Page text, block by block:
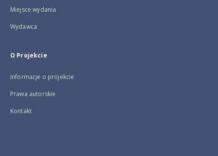
Miejsce wydania
Wydawca
O Projekcie
Informacje o projekcie
Prawa autorskie
Kontakt